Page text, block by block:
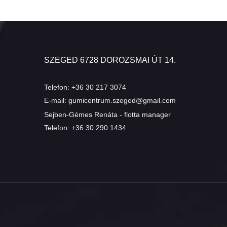
SZEGED 6728 DOROZSMAI ÚT 14.
Telefon: +36 30 217 3074
E-mail: gumicentrum.szeged@gmail.com
Sejben-Gémes Renáta - flotta manager
Telefon: +36 30 290 1434